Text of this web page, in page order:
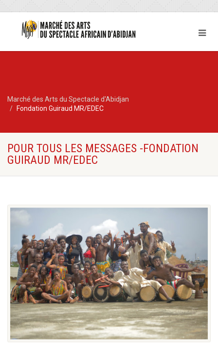
Marché des Arts du Spectacle d'Abidjan
Fondation Guiraud MR/EDEC
POUR TOUS LES MESSAGES -FONDATION
GUIRAUD MR/EDEC